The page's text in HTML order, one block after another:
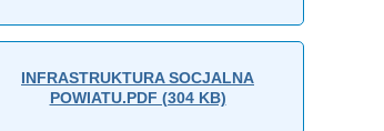
INFRASTRUKTURA SOCJALNA
POWIATU.PDF (304 KB)